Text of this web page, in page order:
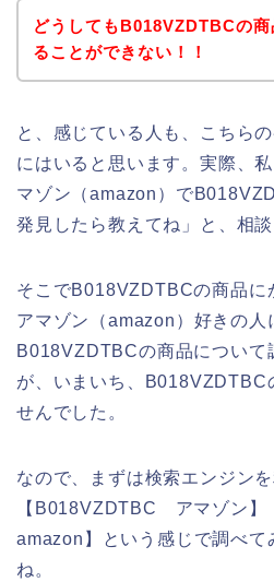
どうしてもB018VZDTBCの商
ることができない！！
と、感じている人も、こちら
にはいると思います。実際、
マゾン（amazon）で
発見したら教えてね」と、相談
そこでB018VZDTBCの商品に
アマゾン（amazon）好きの人
B018VZDTBCの商品について
が、いまいち、B018VZDTBC
せんでした。
なので、まずは検索エンジンを
【B018VZDTBC アマゾン
amazon】という感じで調べて
ね。